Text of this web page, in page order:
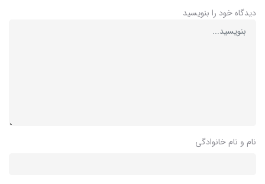
دیدگاه خود را بنویسید
نام و نام خانوادگی